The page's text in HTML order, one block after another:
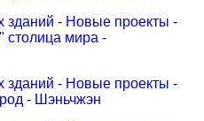
зданий - Новые проекты -
столица мира -
зданий - Новые проекты -
- Шэньчжэн